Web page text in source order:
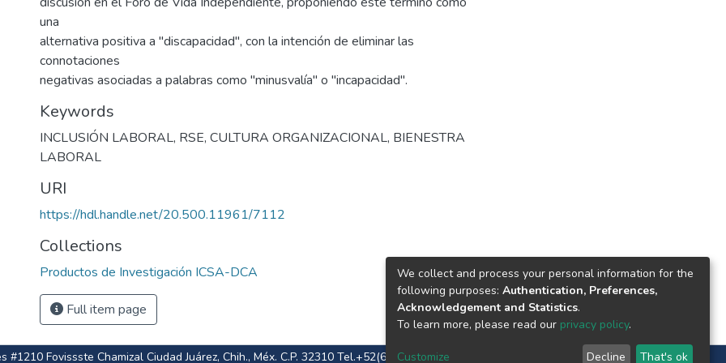
una
alternativa positiva a "discapacidad", con la intención de eliminar las
connotaciones
negativas asociadas a palabras como "minusvalía" o "incapacidad".
Keywords
INCLUSIÓN LABORAL, RSE, CULTURA ORGANIZACIONAL, BIENESTRA
LABORAL
URI
https://hdl.handle.net/20.500.11961/7112
Collections
Productos de Investigación ICSA-DCA
Full item page
#1210 Fovissste Chamizal Ciudad Juárez, Chih., Méx. C.P. 32310 Tel.+52(656)688 2100 al 09
We collect and process your personal information for the
following purposes: Authentication, Preferences,
Acknowledgement and Statistics.
To learn more, please read our privacy policy.
Customize Decline That's ok